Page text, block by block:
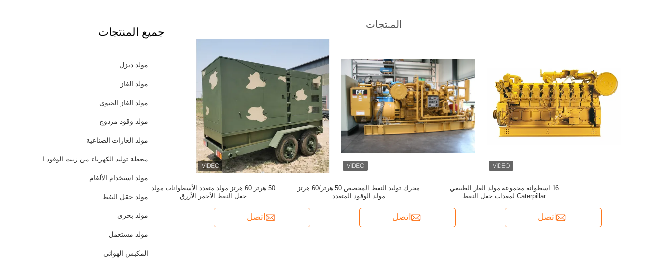
جميع المنتجات
مولد ديزل
مولد الغاز
مولد الغاز الحيوي
مولد وقود مزدوج
مولد الغازات الصناعية
محطة توليد الكهرباء من زيت الوقود الثقيل
مولد استخدام الألغام
مولد حقل النفط
مولد بحري
مولد مستعمل
المكبس الهوائي
المنتجات
50 هرتز 60 هرتز مولد متعدد الأسطوانات مولد
حقل النفط الأحمر الأزرق
اتصل
محرك توليد النفط المخصص 50 هرتز/60 هرتز
مولد الوقود المتعدد
اتصل
16 اسطوانة مجموعة مولد الغاز الطبيعي
Caterpillar لمعدات حقل النفط
اتصل